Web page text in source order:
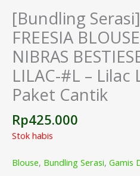
[Bundling Serasi]
FREESIA
NIBRAS
LILAC-#L – Lilac
Paket Cantik
Rp425.000
Stok habis
Blouse, Bundling Serasi, Gamis